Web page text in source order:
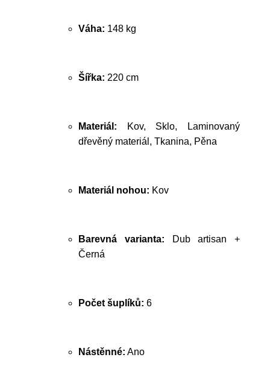
Váha: 148 kg
Šířka: 220 cm
Materiál: Kov, Sklo, Laminovaný
dřevěný materiál, Tkanina, Pěna
Materiál nohou: Kov
Barevná varianta: Dub artisan +
Černá
Počet šuplíků: 6
Nástěnné: Ano